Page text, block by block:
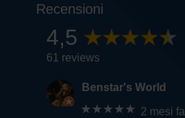
Recensioni
4,5
61 reviews
Benstar's World
★★★★★ 2 mesi fa